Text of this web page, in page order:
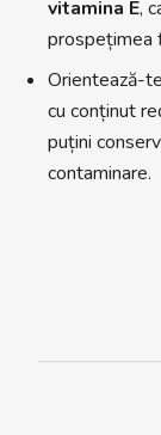
vitamina E,
prospețimea
Orientează-
cu conținut
puțini
contaminare.